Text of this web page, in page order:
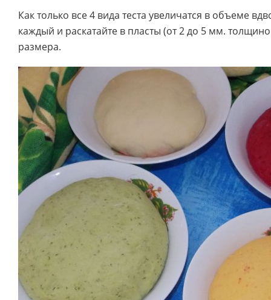
Как только все 4 вида теста увеличатся в объеме
каждый и раскатайте в пласты (от 2 до 5 мм.
размера.